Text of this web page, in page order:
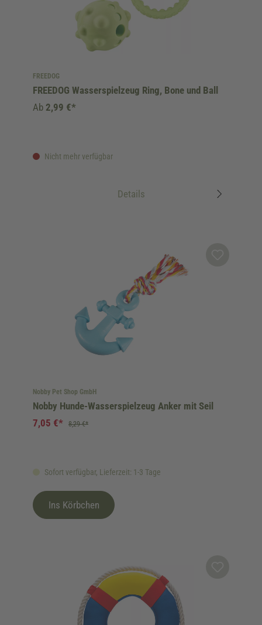
FREEDOG
FREEDOG Wasserspielzeug Ring, Bone und Ball
Nicht mehr verfügbar
Ab 2,99 €*
Details
Nobby Pet Shop GmbH
Nobby Hunde-Wasserspielzeug Anker mit Seil
Sofort verfügbar, Lieferzeit: 1-3 Tage
7,05 €* 8,29 €*
Ins Körbchen